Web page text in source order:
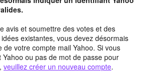
avis et soumettre des votes et des
existantes, vous devez désormais
de votre compte mail Yahoo. Si vous
Yahoo ou pas de mot de passe pour
veuillez créer un nouveau compte.